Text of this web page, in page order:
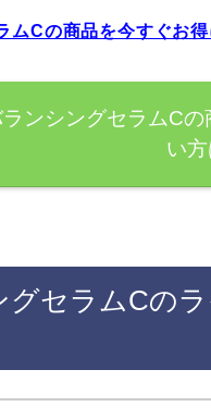
ムCの商品を今すぐお
ンシングセラムC
い
グセラムCの